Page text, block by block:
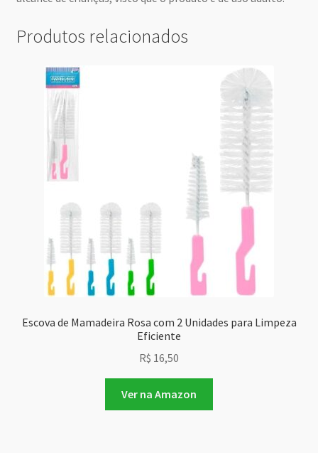
Produtos relacionados
Escova de Mamadeira Rosa com 2 Unidades para Limpeza
Eficiente
R$ 16,50
Ver na Amazon